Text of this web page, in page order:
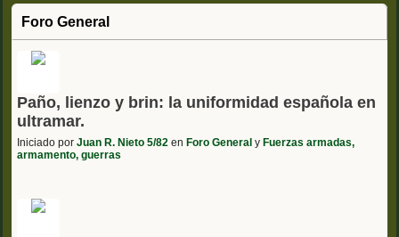
Foro General
Paño, lienzo y brin: la uniformidad española en
ultramar.
Iniciado por Juan R. Nieto 5/82 en Foro General y Fuerzas armadas,
armamento, guerras